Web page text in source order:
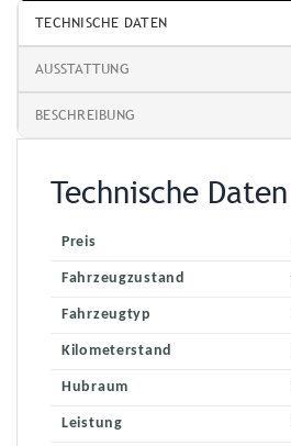
TECHNISCHE DATEN
AUSSTATTUNG
BESCHREIBUNG
Technische Daten
Preis
Fahrzeugzustand
Fahrzeugtyp
Kilometerstand
Hubraum
Leistung